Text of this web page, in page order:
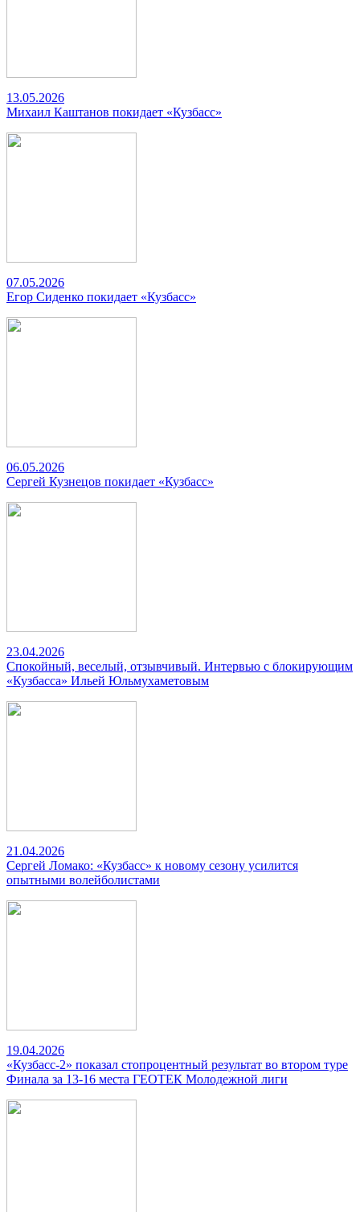
13.05.2026
Михаил Каштанов покидает «Кузбасс»
07.05.2026
Егор Сиденко покидает «Кузбасс»
06.05.2026
Сергей Кузнецов покидает «Кузбасс»
23.04.2026
Спокойный, веселый, отзывчивый. Интервью с блокирующим
«Кузбасса» Ильей Юльмухаметовым
21.04.2026
Сергей Ломако: «Кузбасс» к новому сезону усилится
опытными волейболистами
19.04.2026
«Кузбасс-2» показал стопроцентный результат во втором туре
Финала за 13-16 места ГЕОТЕК Молодежной лиги